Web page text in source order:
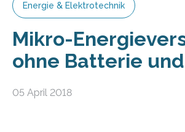
Energie & Elektrotechnik
Mikro-
ohne Batterie
05 April 2018